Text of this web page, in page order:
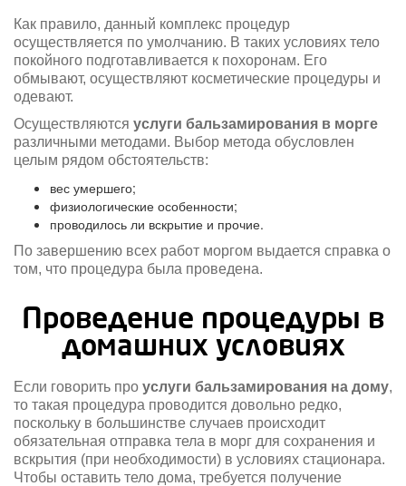
Как правило, данный комплекс процедур
осуществляется по умолчанию. В таких условиях тело
покойного подготавливается к похоронам. Его
обмывают, осуществляют косметические процедуры и
одевают.
Осуществляются услуги бальзамирования в морге
различными методами. Выбор метода обусловлен
целым рядом обстоятельств:
вес умершего;
физиологические особенности;
проводилось ли вскрытие и прочие.
По завершению всех работ моргом выдается справка о
том, что процедура была проведена.
Проведение процедуры в
домашних условиях
Если говорить про услуги бальзамирования на дому,
то такая процедура проводится довольно редко,
поскольку в большинстве случаев происходит
обязательная отправка тела в морг для сохранения и
вскрытия (при необходимости) в условиях стационара.
Чтобы оставить тело дома, требуется получение